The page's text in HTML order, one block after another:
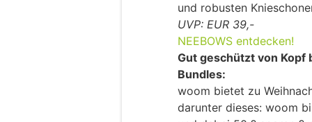
und robusten
UVP: EUR 39,-
NEEBOWS entdecken!
Gut geschützt von Kopf
Bundles:
woom bietet zu
darunter dieses: woom